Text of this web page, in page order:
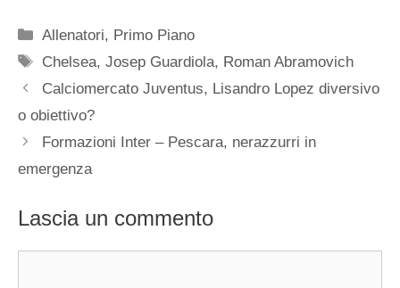
Categorie
Allenatori, Primo Piano
Tag
Chelsea,Josep Guardiola, Roman Abramovich
Calciomercato Juventus, Lisandro Lopez diversivo
o obiettivo?
Formazioni Inter – Pescara, nerazzurri in
emergenza
Lascia un commento